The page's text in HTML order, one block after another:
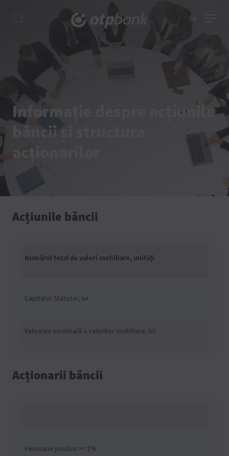
ro
Informație despre acțiunile
băncii și structura
acționarilor
Acțiunile băncii
Numărul total de valori mobiliare, unităţi
Capitalul Statutar, lei
Valoarea nominală a valorilor mobiliare, lei
Acționarii băncii
Persoane juridice >= 1%